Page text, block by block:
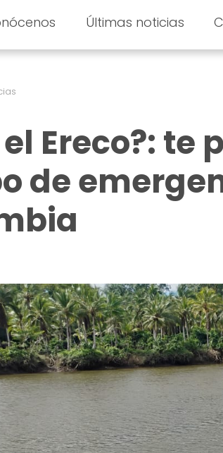
Últimas noticias
el Ereco?: te
de